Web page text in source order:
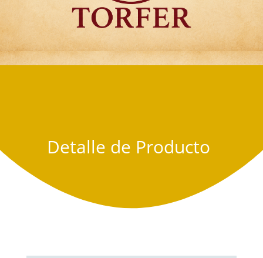
Detalle de Producto